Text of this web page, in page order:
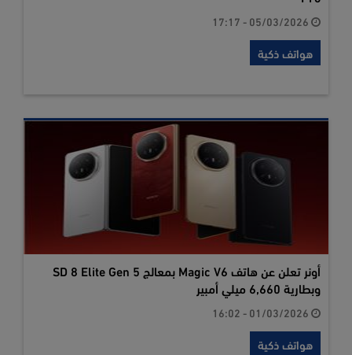
هواتف ذكية
أونر تعلن عن هاتف Magic V6 بمعالج SD 8 Elite Gen 5
وبطارية 6,660 ميلي أمبير
هواتف ذكية